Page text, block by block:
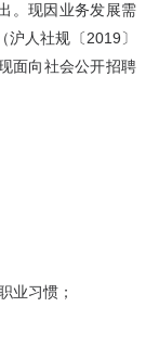
。现因业务发展需
人社规〔2019〕
面向社会公开招聘
业习惯；